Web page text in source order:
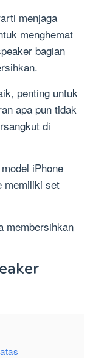
menjaga
menghemat
bagian
penting untuk
apa pun tidak
di
iPhone
memiliki set
membersihkan